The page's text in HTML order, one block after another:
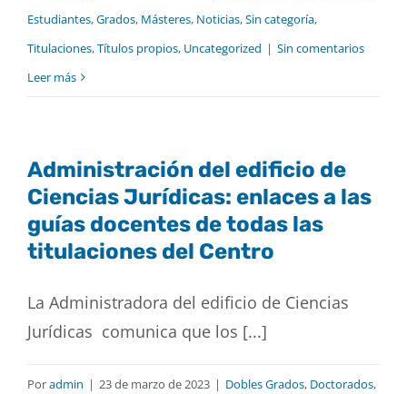
Estudiantes,Grados, Másteres, Noticias,Sin categoría,
Titulaciones,Títulos propios, Uncategorized | Sin comentarios
Leer más
Administración del edificio de
Ciencias Jurídicas: enlaces a las
guías docentes de todas las
titulaciones del Centro
La Administradora del edificio de Ciencias
Jurídicas comunica que los [...]
Poradmin | 23 de marzo de 2023 | Dobles Grados, Doctorados,